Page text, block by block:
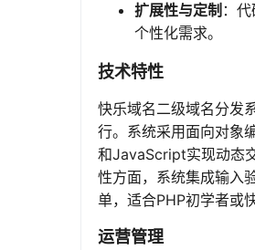
扩展性与定制 ：
个性化需求。
技术特性
快乐域名二级域名分发
行。系统采用面向对象
和JavaScript实现动态
性方面，系统集成输入
单，适合PHP初学者或
运营管理